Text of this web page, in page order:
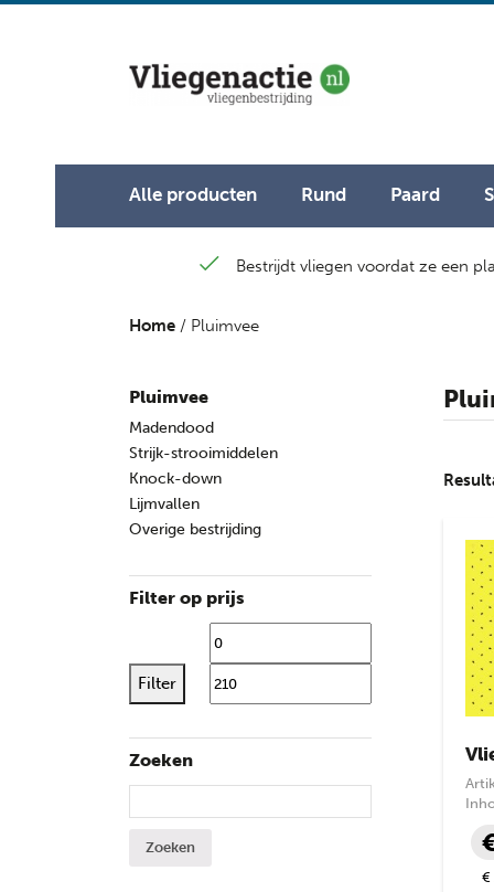
Alle producten Rund Paard
Bestrijdt vliegen voordat ze een
€
Home / Pluimvee
Pluimvee
Madendood
Strijk-strooimiddelen
Knock-down
Lijmvallen
Overige bestrijding
Filter op prijs
Filter
Zoeken